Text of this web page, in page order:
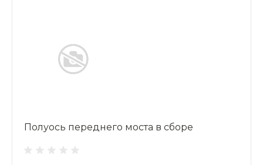
Полуось переднего моста в сборе